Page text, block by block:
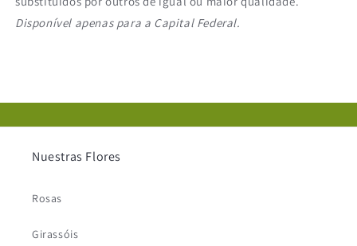
Disponível apenas para a Capital Federal.
Nuestras Flores
Rosas
Girassóis